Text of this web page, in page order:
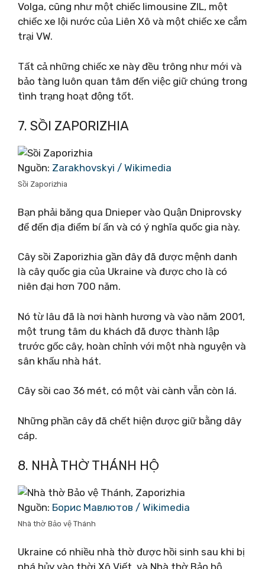
Volga, cũng như một chiếc limousine ZIL, một
chiếc xe lội nước của Liên Xô và một chiếc xe cắm
trại VW.
Tất cả những chiếc xe này đều trông như mới và
bảo tàng luôn quan tâm đến việc giữ chúng trong
tình trạng hoạt động tốt.
7. SỒI ZAPORIZHIA
Nguồn: Zarakhovskyi / Wikimedia
Sồi Zaporizhia
Bạn phải băng qua Dnieper vào Quận Dniprovsky
để đến địa điểm bí ẩn và có ý nghĩa quốc gia này.
Cây sồi Zaporizhia gần đây đã được mệnh danh
là cây quốc gia của Ukraine và được cho là có
niên đại hơn 700 năm.
Nó từ lâu đã là nơi hành hương và vào năm 2001,
một trung tâm du khách đã được thành lập
trước gốc cây, hoàn chỉnh với một nhà nguyện và
sân khấu nhà hát.
Cây sồi cao 36 mét, có một vài cành vẫn còn lá.
Những phần cây đã chết hiện được giữ bằng dây
cáp.
8. NHÀ THỜ THÁNH HỘ
Nguồn: Борис Мавлютов / Wikimedia
Nhà thờ Bảo vệ Thánh
Ukraine có nhiều nhà thờ được hồi sinh sau khi bị
phá hủy vào thời Xô Viết, và Nhà thờ Bảo hộ